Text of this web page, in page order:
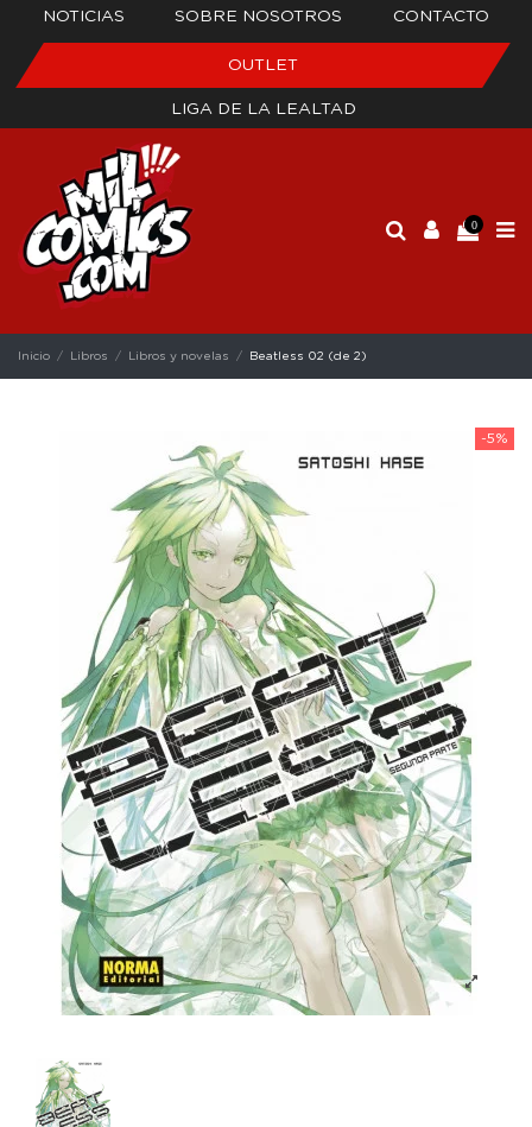
NOTICIAS SOBRE NOSOTROS CONTACTO
OUTLET
LIGA DE LA LEALTAD
0
Inicio Libros Libros y novelas Beatless 02 (de 2)
-5%